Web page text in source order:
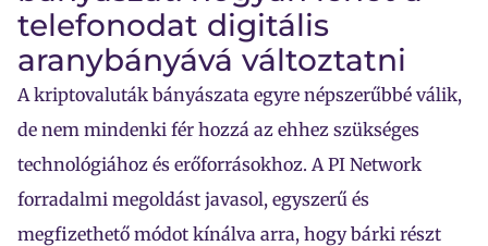
telefonodat digitális
aranybányává változtatni
A kriptovaluták bányászata egyre népszerűbbé válik,
de nem mindenki fér hozzá az ehhez szükséges
technológiához és erőforrásokhoz. A PI Network
forradalmi megoldást javasol, egyszerű és
megfizethető módot kínálva arra, hogy bárki részt